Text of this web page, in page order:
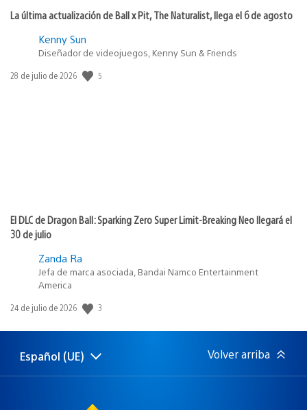
La última actualización de Ball x Pit, The Naturalist, llega el 6 de agosto
Kenny Sun
Diseñador de videojuegos, Kenny Sun & Friends
Fecha
28 de julio de 2026 5
El DLC de Dragon Ball: Sparking Zero Super Limit-Breaking Neo llegará el
30 de julio
Zanda Ra
Jefa de marca asociada, Bandai Namco Entertainment
America
Fecha
publicación:
24 de julio de 2026 3
Selecciona
Región
Español (UE) Volver arriba